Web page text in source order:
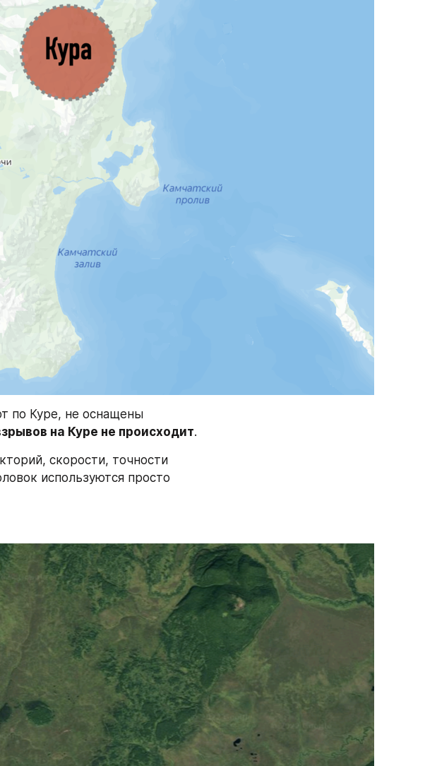
по Куре, не оснащены
на Куре не происходит.
скорости, точности
используются просто